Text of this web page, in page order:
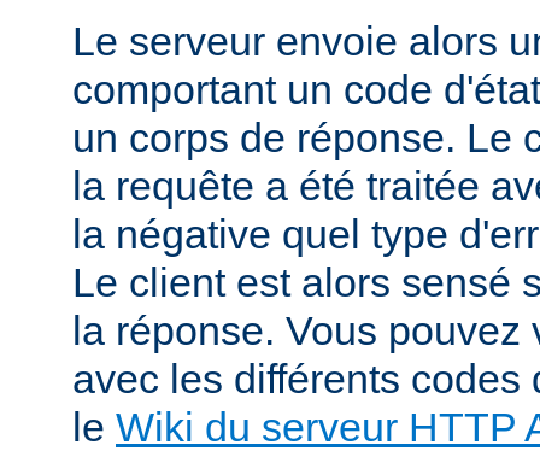
Le serveur envoie alors
comportant un code
un corps de réponse. Le
la requête a été traitée
la négative quel type
Le client est alors sensé
la réponse. Vous pouvez
avec les différents codes
le Wiki du serveur HTTP